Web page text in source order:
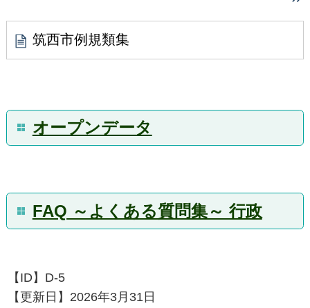
筑西市例規類集
オープンデータ
FAQ ～よくある質問集～ 行政
【ID】 D-5
【更新日】 2026年3月31日